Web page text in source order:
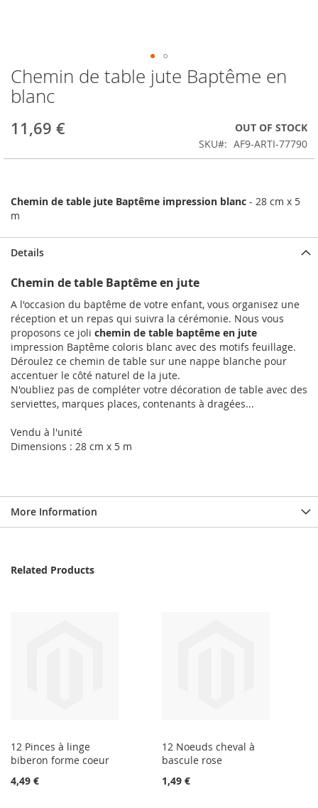
Skip
to
the
of
images
Chemin de table jute Baptême en
blanc
11,69 €
OUT OF STOCK
SKU
AF9-ARTI-77790
Chemin de table jute Baptême impression blanc - 28 cm x 5
m
Details
Chemin de table Baptême en jute
A l'occasion du baptême de votre enfant, vous organisez une
réception et un repas qui suivra la cérémonie. Nous vous
proposons ce joli chemin de table baptême en jute
impression Baptême coloris blanc avec des motifs feuillage.
Déroulez ce chemin de table sur une nappe blanche pour
accentuer le côté naturel de la jute.
N'oubliez pas de compléter votre décoration de table avec des
serviettes, marques places, contenants à dragées...
Vendu à l'unité
Dimensions : 28 cm x 5 m
More Information
Related Products
12 Pinces à linge
biberon forme coeur
4,49 €
12 Noeuds cheval à
bascule rose
1,49 €